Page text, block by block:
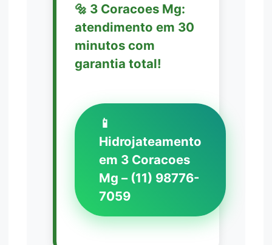
🔩 3 Coracoes Mg:
atendimento em 30
minutos com
garantia total!
📱
Hidrojateamento
em 3 Coracoes
Mg – (11) 98776-
7059